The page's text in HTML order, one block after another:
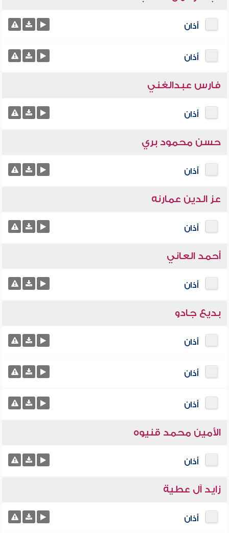
أذان
أذان
فارس عبدالغني
أذان
حسن محمود بري
أذان
عز الدين عمارنه
أذان
أحمد العاني
أذان
بديع جادو
أذان
أذان
أذان
الأمين محمد قنيوه
أذان
زايد آل عطية
أذان